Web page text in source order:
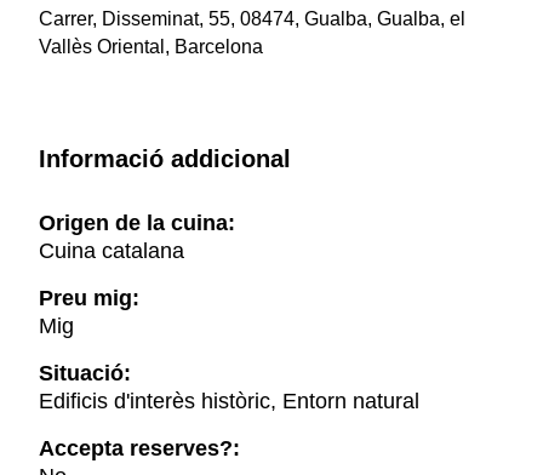
Carrer, Disseminat, 55, 08474, Gualba, Gualba, el
Vallès Oriental, Barcelona
Informació addicional
Origen de la cuina:
Cuina catalana
Preu mig:
Mig
Situació:
Edificis d'interès històric, Entorn natural
Accepta reserves?: